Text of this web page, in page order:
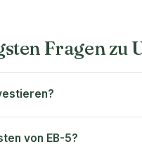
Fragen zu
von EB-5?